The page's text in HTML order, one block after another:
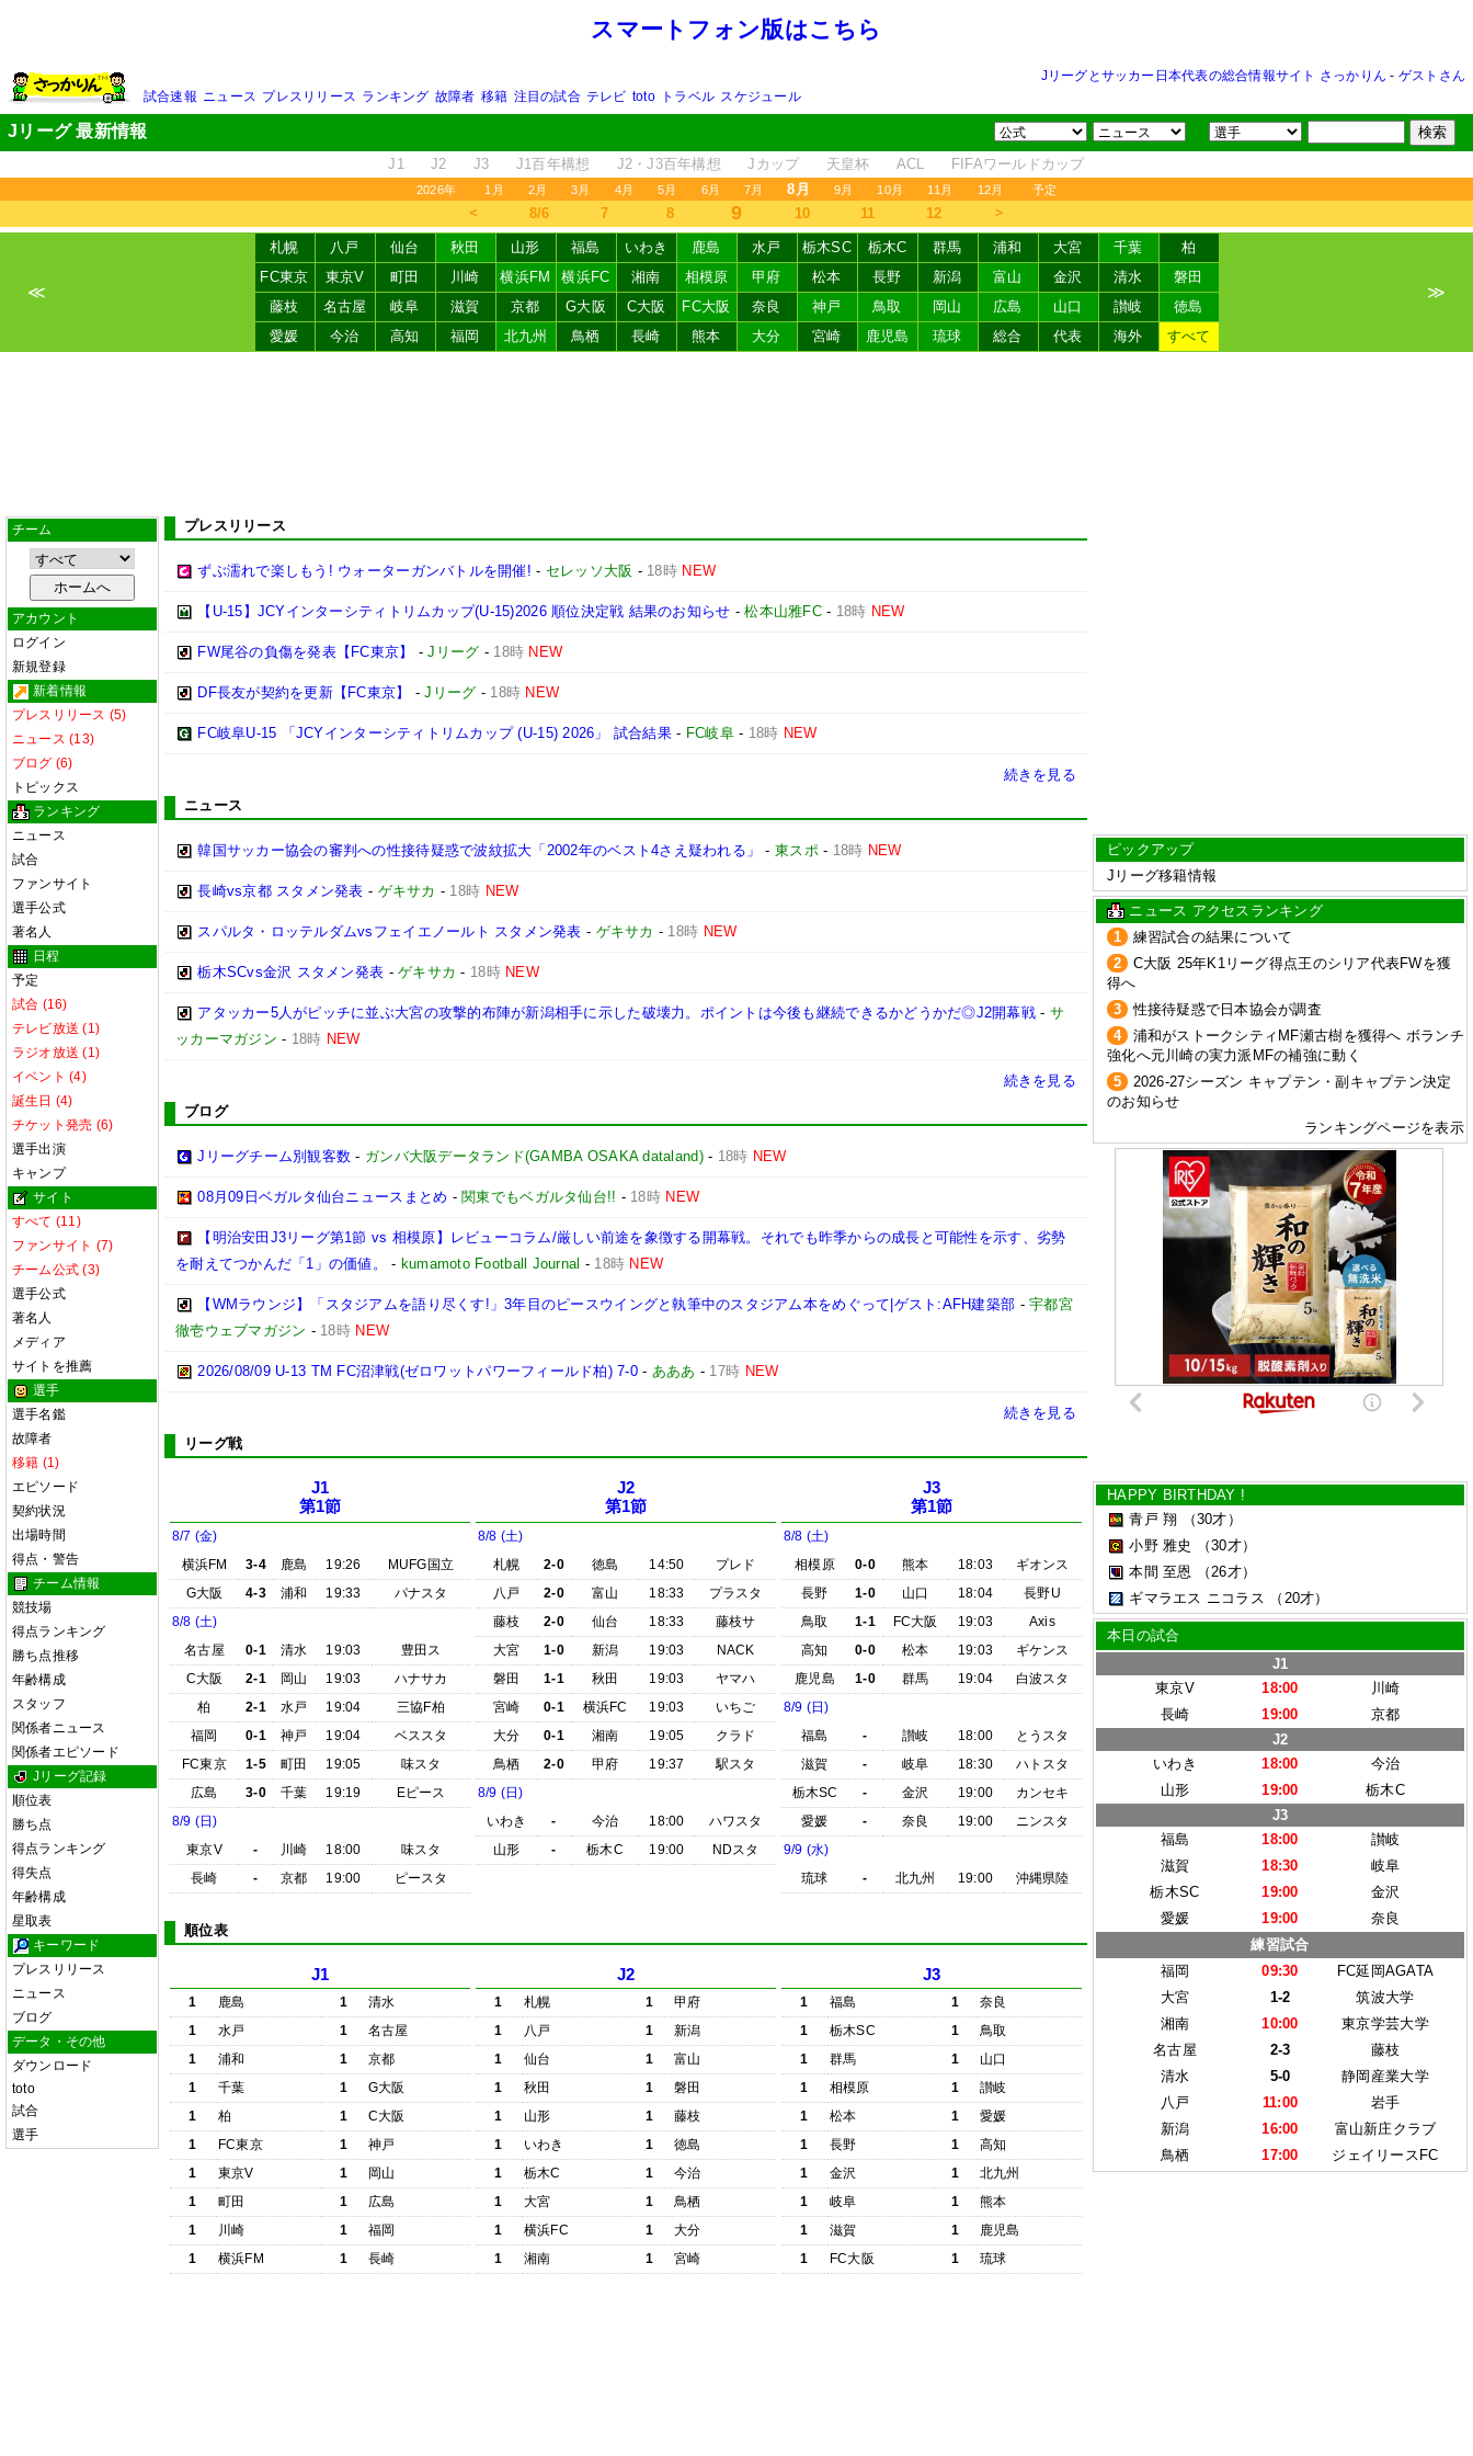
スマートフォン版はこちら
Jリーグとサッカー日本代表の総合情報サイト さっかりん - ゲストさん
試合速報 ニュース プレスリリース ランキング 故障者 移籍 注目の試合 テレビ toto トラベル スケジュール
Jリーグ 最新情報
J1 J2 J3 J1百年構想 J2・J3百年構想 Jカップ 天皇杯 ACL FIFAワールドカップ
2026年 1月 2月 3月 4月 5月 6月 7月 8月 9月 10月 11月 12月 予定
＜ 8/6 7 8 9 10 11 12 ＞
≪
札幌 八戸 仙台 秋田 山形 福島 いわき 鹿島 水戸 栃木SC 栃木C 群馬 浦和 大宮 千葉
柏
FC東京
東京V 町田 川崎 横浜FM 横浜FC 湘南 相模原 甲府 松本 長野 新潟 富山 金沢 清水
磐田
藤枝
名古屋 岐阜 滋賀 京都 G大阪 C大阪 FC大阪 奈良 神戸 鳥取 岡山 広島 山口 讃岐
徳島
愛媛
今治 高知 福岡 北九州 鳥栖 長崎 熊本 大分 宮崎 鹿児島 琉球 総合 代表 海外 すべて
≫
チーム
アカウント
ログイン
新規登録
新着情報
プレスリリース (5)
ニュース (13)
ブログ (6)
トピックス
ランキング
ニュース
試合
ファンサイト
選手公式
著名人
日程
予定
試合 (16)
テレビ放送 (1)
ラジオ放送 (1)
イベント (4)
誕生日 (4)
チケット発売 (6)
選手出演
キャンプ
サイト
すべて (11)
ファンサイト (7)
チーム公式 (3)
選手公式
著名人
メディア
サイトを推薦
選手
選手名鑑
故障者
移籍 (1)
エピソード
契約状況
出場時間
得点・警告
チーム情報
競技場
得点ランキング
勝ち点推移
年齢構成
スタッフ
関係者ニュース
関係者エピソード
Jリーグ記録
順位表
勝ち点
得点ランキング
得失点
年齢構成
星取表
キーワード
プレスリリース
ニュース
ブログ
データ・その他
ダウンロード
toto
試合
選手
プレスリリース
ずぶ濡れで楽しもう! ウォーターガンバトルを開催! - セレッソ大阪 - 18時 NEW
【U-15】JCYインターシティトリムカップ(U-15)2026 順位決定戦 結果のお知らせ -松本山雅FC- 18時 NEW
FW尾谷の負傷を発表【FC東京】 -Jリーグ - 18時 NEW
DF長友が契約を更新【FC東京】 -Jリーグ - 18時 NEW
FC岐阜U-15 「JCYインターシティトリムカップ (U-15) 2026」 試合結果 - FC岐阜- 18時 NEW
続きを見る
ニュース
韓国サッカー協会の審判への性接待疑惑で波紋拡大「2002年のベスト4さえ疑われる」 -東スポ- 18時 NEW
長崎vs京都 スタメン発表 - ゲキサカ - 18時 NEW
スパルタ・ロッテルダムvsフェイエノールト スタメン発表 - ゲキサカ - 18時 NEW
栃木SCvs金沢 スタメン発表 -ゲキサカ - 18時 NEW
アタッカー5人がピッチに並ぶ大宮の攻撃的布陣が新潟相手に示した破壊力。ポイントは今後も継続できるかどうかだ◎J2開幕戦 - サ
ッカーマガジン - 18時 NEW
続きを見る
ブログ
Jリーグチーム別観客数 - ガンバ大阪データランド(GAMBA OSAKA dataland)- 18時 NEW
08月09日ベガルタ仙台ニュースまとめ - 関東でもベガルタ仙台!! - 18時 NEW
【明治安田J3リーグ第1節 vs 相模原】レビューコラム/厳しい前途を象徴する開幕戦。それでも昨季からの成長と可能性を示す、劣勢
を耐えてつかんだ「1」の価値。
- kumamoto Football Journal - 18時 NEW
【WMラウンジ】「スタジアムを語り尽くす!」3年目のピースウイングと執筆中のスタジアム本をめぐって|ゲスト:AFH建築部 -宇都宮
徹壱ウェブマガジン - 18時 NEW
2026/08/09 U-13 TM FC沼津戦(ゼロワットパワーフィールド柏) 7-0 - あああ - 17時 NEW
続きを見る
リーグ戦
J1
第1節
8/7 (金)
横浜FM
3-4 鹿島 19:26
MUFG国立
G大阪
4-3 浦和 19:33
パナスタ
8/8 (土)
名古屋
0-1 清水 19:03
豊田ス
C大阪
2-1 岡山 19:03
ハナサカ
柏
2-1 水戸 19:04
三協F柏
福岡
0-1 神戸 19:04
ベススタ
FC東京
1-5 町田 19:05
味スタ
広島
3-0 千葉 19:19
Eピース
8/9 (日)
東京V
- 川崎 18:00
味スタ
長崎
- 京都 19:00 ピースタ
J2
第1節
8/8 (土)
札幌
2-0 徳島 14:50
プレド
八戸
2-0 富山 18:33
プラスタ
藤枝
2-0 仙台 18:33
藤枝サ
大宮
1-0 新潟 19:03
NACK
磐田
1-1 秋田 19:03
ヤマハ
宮崎
0-1 横浜FC 19:03
いちご
大分
0-1 湘南 19:05
クラド
鳥栖
2-0 甲府 19:37
駅スタ
8/9 (日)
いわき
- 今治 18:00
ハワスタ
山形
- 栃木C 19:00 NDスタ
J3
第1節
8/8 (土)
相模原
0-0 熊本 18:03
ギオンス
長野
1-0 山口 18:04
長野U
鳥取
1-1 FC大阪 19:03
Axis
高知
0-0 松本 19:03
ギケンス
鹿児島
1-0 群馬 19:04
白波スタ
8/9 (日)
福島
- 讃岐 18:00
とうスタ
滋賀
- 岐阜 18:30
ハトスタ
栃木SC
- 金沢 19:00
カンセキ
愛媛
- 奈良 19:00
ニンスタ
9/9 (水)
琉球
- 北九州 19:00 沖縄県陸
順位表
J1
1 鹿島 1
清水
1
水戸 1
名古屋
1
浦和 1
京都
1
千葉 1
G大阪
1
柏 1
C大阪
1
FC東京 1
神戸
1
東京V 1
岡山
1
町田 1
広島
1
川崎 1
福岡
1
横浜FM 1 長崎
J2
1 札幌 1
甲府
1
八戸 1
新潟
1
仙台 1
富山
1
秋田 1
磐田
1
山形 1
藤枝
1
いわき 1
徳島
1
栃木C 1
今治
1
大宮 1
鳥栖
1
横浜FC 1
大分
1
湘南 1 宮崎
J3
1 福島 1
奈良
1
栃木SC 1
鳥取
1
群馬 1
山口
1
相模原 1
讃岐
1
松本 1
愛媛
1
長野 1
高知
1
金沢 1
北九州
1
岐阜 1
熊本
1
滋賀 1
鹿児島
1
FC大阪 1 琉球
ピックアップ
Jリーグ移籍情報
ニュース アクセスランキング
1
練習試合の結果について
2
C大阪 25年K1リーグ得点王のシリア代表FWを獲
得へ
3
性接待疑惑で日本協会が調査
4
浦和がストークシティMF瀬古樹を獲得へ ボランチ
強化へ元川崎の実力派MFの補強に動く
5
2026-27シーズン キャプテン・副キャプテン決定
のお知らせ
ランキングページを表示
HAPPY BIRTHDAY !
青戸 翔
（30才）
小野 雅史
（30才）
本間 至恩
（26才）
ギマラエス ニコラス
（20才）
本日の試合
J1
東京V
18:00
川崎
長崎
19:00
京都
J2
いわき
18:00
今治
山形
19:00
栃木C
J3
福島
18:00
讃岐
滋賀
18:30
岐阜
栃木SC
19:00
金沢
愛媛
19:00
奈良
練習試合
福岡
09:30
FC延岡AGATA
大宮
1-2
筑波大学
湘南
10:00
東京学芸大学
名古屋
2-3
藤枝
清水
5-0
静岡産業大学
八戸
11:00
岩手
新潟
16:00
富山新庄クラブ
鳥栖
17:00 ジェイリースFC